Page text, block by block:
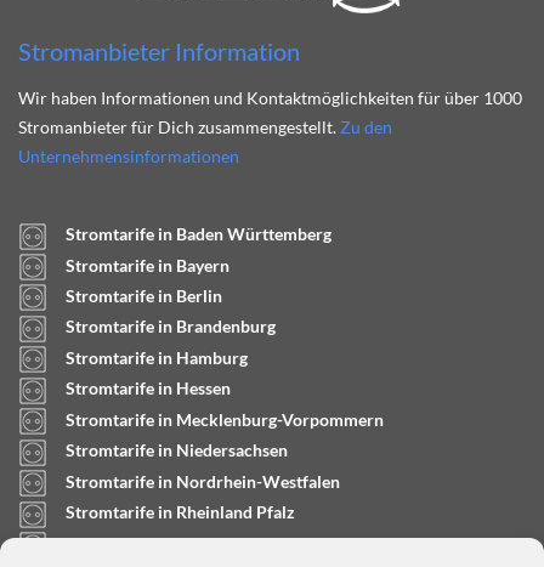
Stromanbieter Information
Wir haben Informationen und Kontaktmöglichkeiten für über 1000
Stromanbieter für Dich zusammengestellt. Zu den
Unternehmensinformationen
Stromtarife in Baden Württemberg
Stromtarife in Bayern
Stromtarife in Berlin
Stromtarife in Brandenburg
Stromtarife in Hamburg
Stromtarife in Hessen
Stromtarife in Mecklenburg-Vorpommern
Stromtarife in Niedersachsen
Stromtarife in Nordrhein-Westfalen
Stromtarife in Rheinland Pfalz
Stromtarife in Saarland